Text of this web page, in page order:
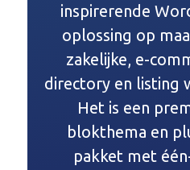
inspirerende
oplossing op
zakelijke, e-
directory en listing
Het is een
blokthema en
pakket met